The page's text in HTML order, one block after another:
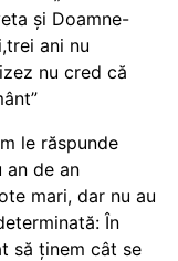
și Doamne-
ani nu
nu cred că
le răspunde
an de an
mari, dar nu au
În
să ținem cât se